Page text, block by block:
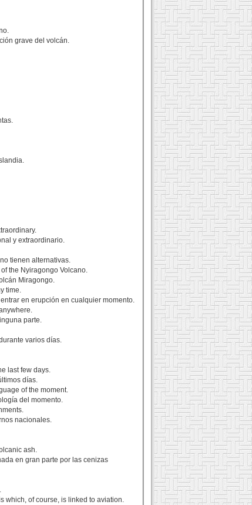
grave del volcán.
y extraordinario.
tienen alternativas.
the Nyiragongo Volcano.
Miragongo.
time.
en erupción en cualquier momento.
parte.
varios días.
last few days.
días.
of the moment.
del momento.
nacionales.
ash.
en gran parte por las cenizas
which, of course, is linked to aviation.